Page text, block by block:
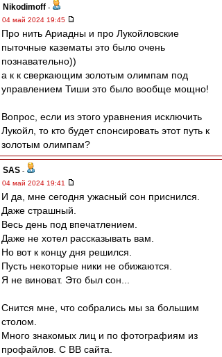
Nikodimoff -
04 май 2024 19:45
Про нить Ариадны и про Лукойловские
пыточные казематы это было очень
познавательно))
а к к сверкающим золотым олимпам под
управлением Тиши это было вообще мощно!
Вопрос, если из этого уравнения исключить
Лукойл, то кто будет спонсировать этот путь к
золотым олимпам?
SAS -
04 май 2024 19:41
И да, мне сегодня ужасный сон приснился.
Даже страшный.
Весь день под впечатлением.
Даже не хотел рассказывать вам.
Но вот к концу дня решился.
Пусть некоторые ники не обижаются.
Я не виноват. Это был сон...
Снится мне, что собрались мы за большим
столом.
Много знакомых лиц и по фотографиям из
профайлов. С ВВ сайта.